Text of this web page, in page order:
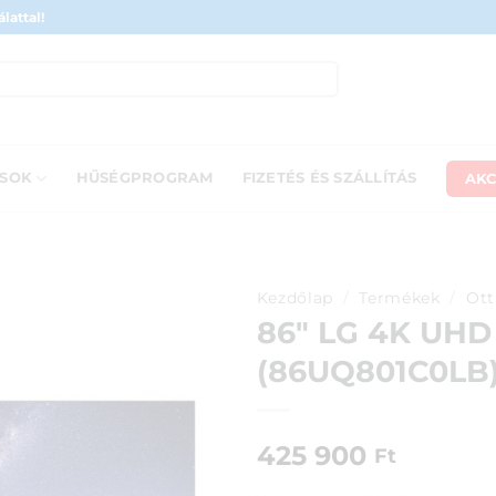
HŰSÉGPROGRAM FIZETÉS ÉS SZÁLLÍTÁS
Kezdőlap Termékek
86″ LG 4K
425 900 Ft